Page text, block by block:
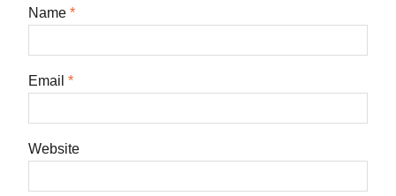
Name *
Email *
Website